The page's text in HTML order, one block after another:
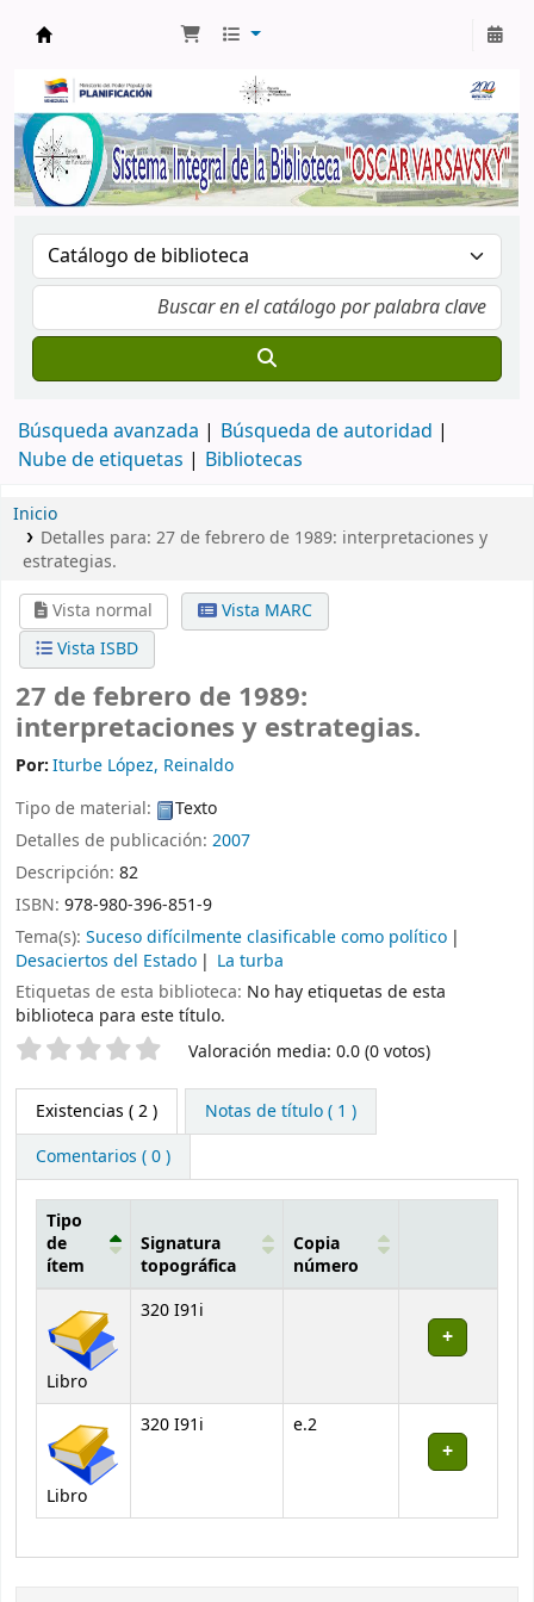
Búsqueda avanzada
Búsqueda de autoridad
Nube de etiquetas
Bibliotecas
Inicio
Detalles para: 27 de febrero de 1989: interpretaciones y
estrategias.
Vista normal
Vista MARC
Vista ISBD
27 de febrero de 1989:
interpretaciones y estrategias.
Por:Iturbe López, Reinaldo
Tipo de material:
Texto
Detalles de publicación: 2007
Descripción: 82
ISBN: 978-980-396-851-9
Tema(s): Suceso difícilmente clasificable como político
Desaciertos del Estado
La turba
Etiquetas de esta biblioteca: No hay etiquetas de esta
biblioteca para este título.
Valoración Valoración media: 0.0 (0 votos)
Existencias ( 2 )
Notas de título ( 1 )
Comentarios ( 0 )
Tipo
de
ítem
Signatura
topográfica
Copia
número
Libro
320 I91i
Libro
320 I91i e.2